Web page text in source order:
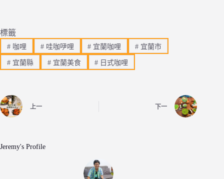
標籤
#咖哩 #哇咖吚哩 # 宜蘭咖哩 # 宜蘭市
#宜蘭縣 #宜蘭美食 # 日式咖哩
上一 下一
Jeremy's Profile